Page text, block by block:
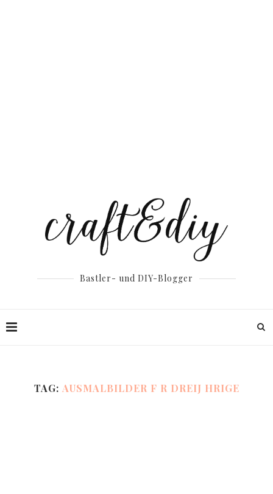
Bastler- und DIY-Blogger
TAG: AUSMALBILDER F R DREIJ HRIGE